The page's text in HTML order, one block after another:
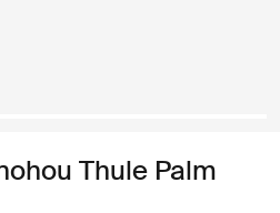
Thule Palm